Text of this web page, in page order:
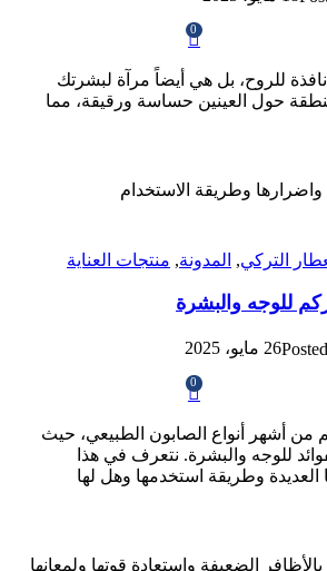
0
للروح، بل هي أيضاً مرآة لبشرتك
حول العينين حساسة ورقيقة، مما
التركي, المدونة, منتجات العناية
للوجه والبشرة
26 مايو، 2025
0
من أشهر أنواع الصابون الطبيعي، حيث
للوجه والبشرة. نتعرف في هذا
العديدة وطريقة استخدمها وهل لها